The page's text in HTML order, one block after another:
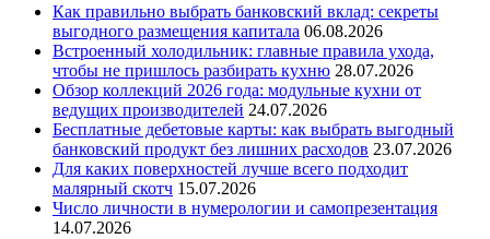
Как правильно выбрать банковский вклад: секреты
выгодного размещения капитала 06.08.2026
Встроенный холодильник: главные правила ухода,
чтобы не пришлось разбирать кухню 28.07.2026
Обзор коллекций 2026 года: модульные кухни от
ведущих производителей 24.07.2026
Бесплатные дебетовые карты: как выбрать выгодный
банковский продукт без лишних расходов 23.07.2026
Для каких поверхностей лучше всего подходит
малярный скотч 15.07.2026
Число личности в нумерологии и самопрезентация
14.07.2026